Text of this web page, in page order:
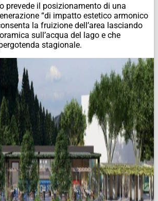
prevede il posizionamento di una
“di impatto estetico armonico
la fruizione dell’area lasciando
sull’acqua del lago e che
stagionale.